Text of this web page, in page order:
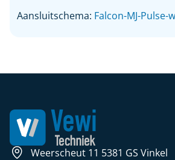
Aansluitschema: Falcon-MJ-Pulse-
Weerscheut 11 5381 GS Vinkel